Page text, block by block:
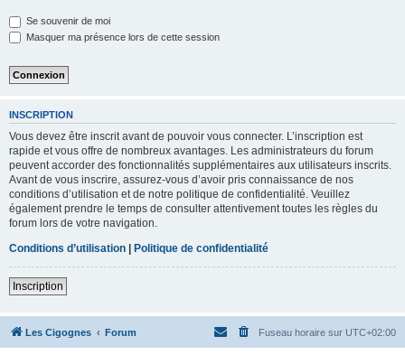
Se souvenir de moi
Masquer ma présence lors de cette session
INSCRIPTION
Vous devez être inscrit avant de pouvoir vous connecter. L’inscription est
rapide et vous offre de nombreux avantages. Les administrateurs du forum
peuvent accorder des fonctionnalités supplémentaires aux utilisateurs inscrits.
Avant de vous inscrire, assurez-vous d’avoir pris connaissance de nos
conditions d’utilisation et de notre politique de confidentialité. Veuillez
également prendre le temps de consulter attentivement toutes les règles du
forum lors de votre navigation.
Conditions d’utilisation | Politique de confidentialité
Inscription
Les Cigognes Forum Fuseau horaire sur UTC+02:00